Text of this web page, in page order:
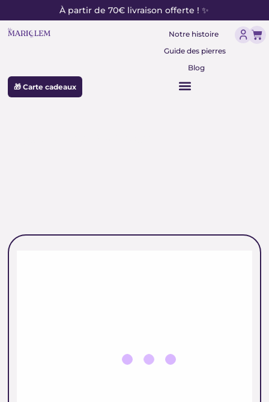
au
contenu
À partir de 70€ livraison offerte ! ✨
Notre histoire
Guide des pierres
Blog
🎁 Carte cadeaux